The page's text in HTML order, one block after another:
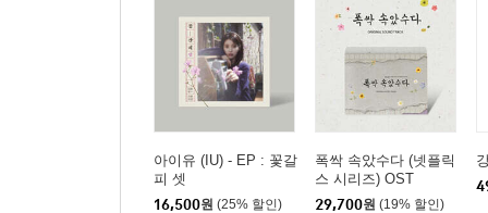
아이유 (IU) - EP : 꽃갈
피 셋
16,500원 (25% 할인)
폭싹 속았수다 (넷플릭
스 시리즈) OST
29,700원 (19% 할인)